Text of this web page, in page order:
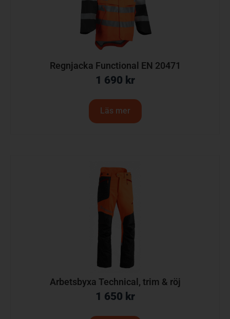
Regnjacka Functional EN 20471
1 690 kr
Läs mer
Arbetsbyxa Technical, trim & röj
1 650 kr